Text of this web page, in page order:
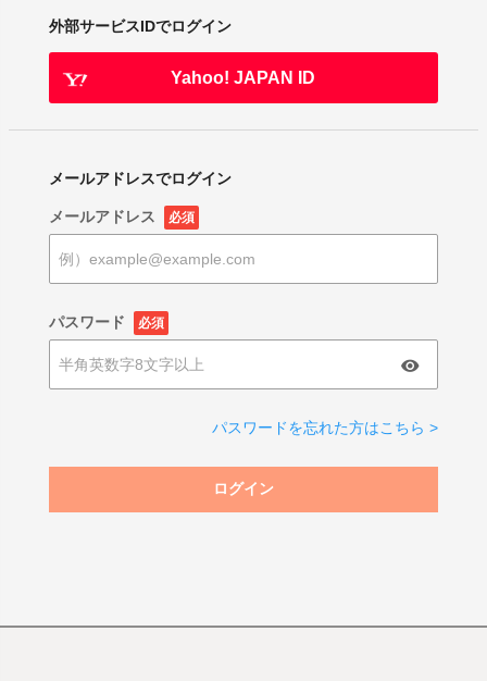
外部サービスIDでログイン
Yahoo! JAPAN ID
メールアドレスでログイン
メールアドレス 必須
パスワード 必須
パスワードを忘れた方はこちら >
ログイン